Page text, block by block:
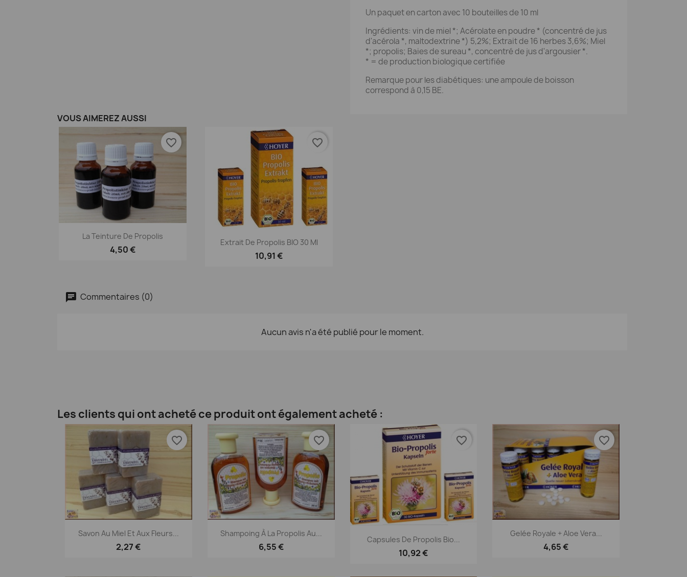
Un paquet en carton avec 10 bouteilles de 10 ml
Ingrédients: vin de miel *; Acérolate en poudre * (concentré de jus
d'acérola *, maltodextrine *) 5,2%; Extrait de 16 herbes 3,6%; Miel
*; propolis; Baies de sureau *, concentré de jus d'argousier *.
* = de production biologique certifiée
Remarque pour les diabétiques: une ampoule de boisson
correspond à 0,15 BE.
VOUS AIMEREZ AUSSI
Aperçu rapide
La Teinture De Propolis
4,50 €
favorite_border
Aperçu rapide
Extrait De Propolis BIO 30 Ml
10,91 €
favorite_border
Commentaires (0)
Aucun avis n'a été publié pour le moment.
Les clients qui ont acheté ce produit ont également acheté :
Aperçu rapide
Savon Au Miel Et Aux Fleurs...
2,27 €
favorite_border
Aperçu rapide
Shampoing À La Propolis Au...
6,55 €
favorite_border
Aperçu rapide
Capsules De Propolis Bio...
10,92 €
favorite_border
Aperçu rapide
Gelée Royale + Aloe Vera...
4,65 €
favorite_border